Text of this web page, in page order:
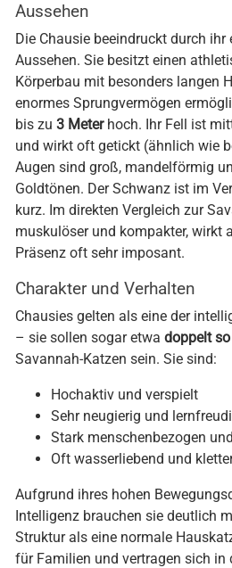
Aussehen
Die Chausie beeindruckt durch
Aussehen. Sie besitzt einen
Körperbau mit besonders langen
enormes Sprungvermögen
bis zu 3 Meterhoch. Ihr Fell ist
und wirkt oft getickt (ähnlich wie
Augen sind groß, mandelförmig
Goldtönen. Der Schwanz ist im
kurz. Im direkten Vergleich zur
muskulöser und kompakter, wirkt
Präsenz oft sehr imposant.
Charakter und Verhalten
Chausies gelten als eine der
– sie sollen sogar etwa doppelt
Savannah-Katzen sein. Sie sind:
Hochaktiv und verspielt
Sehr neugierig und
Stark menschenbezogen
Oft wasserliebend und
Aufgrund ihres hohen
Intelligenz brauchen sie deutlich
Struktur als eine normale
für Familien und vertragen sich in